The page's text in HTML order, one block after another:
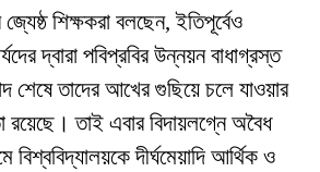
জ্যেষ্ঠ শিক্ষকরা বলছেন, ইতিপূর্বেও
দ্বারা পবিপ্রবির উন্নয়ন বাধাগ্রস্ত
শেষে তাদের আখের গুছিয়ে চলে যাওয়ার
রয়েছে। তাই এবার বিদায়লগ্নে অবৈধ
বিশ্ববিদ্যালয়কে দীর্ঘমেয়াদি আর্থিক ও